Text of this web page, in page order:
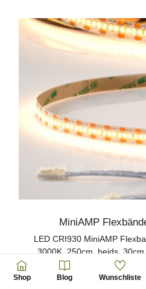
MiniAMP
LED CRI930 MiniAMP
3000K, 250cm, beids.
LED/m
€
Shop Blog Wunschliste